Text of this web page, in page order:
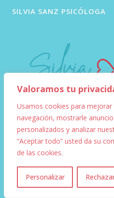
Valoramos tu
Usamos cookies para mejorar
navegación, mostrarle
personalizados y analizar
“Aceptar todo” usted da su
de las cookies.
Personalizar
SILVIA SANZ PSICÓLOGA
Psicóloga, sexóloga, coach
trayectoria profesional de
ayuda a potenciar tu mejor
ofrezco herramientas para
cercanía y empatía
necesaria para superar